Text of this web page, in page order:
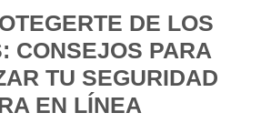
DE LOS
CONSEJOS PARA
TU SEGURIDAD
EN LÍNEA